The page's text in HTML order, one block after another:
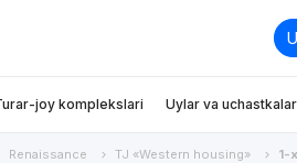
joy komplekslari Uylar va uchastkalar
Renaissance TJ «Western housing» 1-